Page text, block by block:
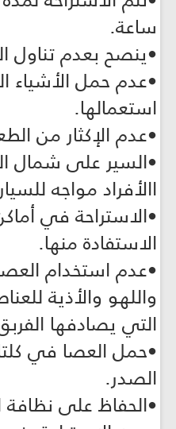
ساعة.
•ينصح بعدم تناول
•عدم حمل الأشياء
استعمالها.
•عدم الإكثار من
•السير على شمال
االأفراد مواجه
•الاستراحة في
الاستفادة منها.
•عدم استخدام
واللهو والأذية
التي يصادفها
•حمل العصا في
الصدر.
•الحفاظ على نظافة